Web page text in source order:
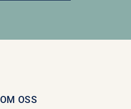
OM OSS